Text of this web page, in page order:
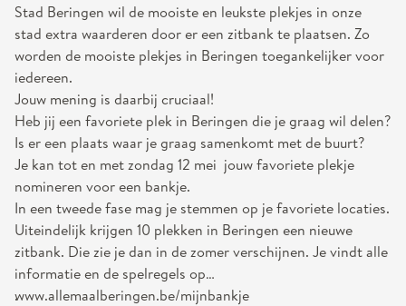
Stad Beringen wil de mooiste en leukste plekjes in onze
stad extra waarderen door er een zitbank te plaatsen. Zo
worden de mooiste plekjes in Beringen toegankelijker voor
iedereen.
Jouw mening is daarbij cruciaal!
Heb jij een favoriete plek in Beringen die je graag wil delen?
Is er een plaats waar je graag samenkomt met de buurt?
Je kan tot en met zondag 12 mei jouw favoriete plekje
nomineren voor een bankje.
In een tweede fase mag je stemmen op je favoriete locaties.
Uiteindelijk krijgen 10 plekken in Beringen een nieuwe
zitbank. Die zie je dan in de zomer verschijnen. Je vindt alle
informatie en de spelregels op
www.allemaalberingen.be/mijnbankje
.